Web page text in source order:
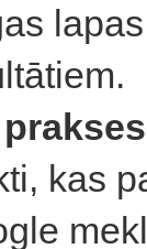
kas